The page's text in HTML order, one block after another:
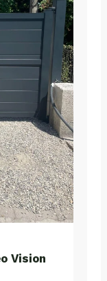
Vision